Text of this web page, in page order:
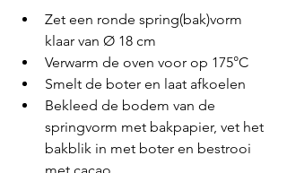
Zet een ronde spring(bak)vorm
klaar van Ø 18 cm
Verwarm de oven voor op 175°C
Smelt de boter en laat afkoelen
Bekleed de bodem van de
springvorm met bakpapier, vet het
bakblik in met boter en bestrooi